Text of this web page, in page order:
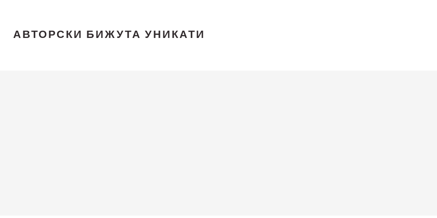
АВТОРСКИ БИЖУТА УНИКАТИ